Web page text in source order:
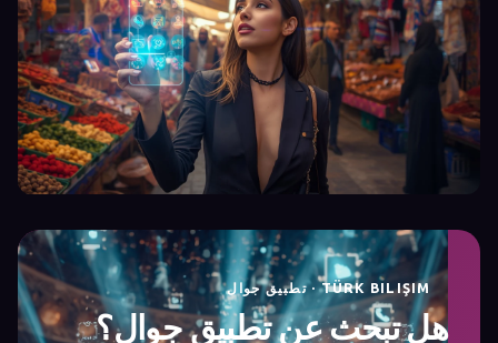
TÜRK BILIŞIM · تطبيق جوال
هل تبحث عن تطبيق جوال؟